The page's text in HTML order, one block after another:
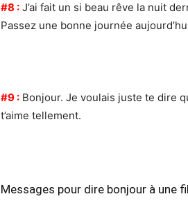
#8 : J’ai fait un si beau rêve la nuit
Passez une bonne journée
#9 : Bonjour. Je voulais juste te dire
t’aime tellement.
Messages pour dire bonjour à une